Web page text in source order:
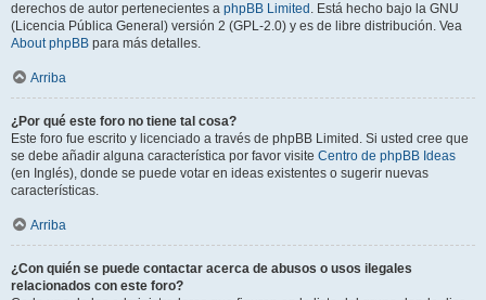
derechos de autor pertenecientes a phpBB Limited . Está hecho bajo la GNU
(Licencia Pública General) versión 2 (GPL-2.0) y es de libre distribución. Vea
About phpBB para más detalles.
Arriba
¿Por qué este foro no tiene tal cosa?
Este foro fue escrito y licenciado a través de phpBB Limited. Si usted cree que
se debe añadir alguna característica por favor visite Centro de phpBB Ideas
(en Inglés), donde se puede votar en ideas existentes o sugerir nuevas
características.
Arriba
¿Con quién se puede contactar acerca de abusos o usos ilegales
relacionados con este foro?